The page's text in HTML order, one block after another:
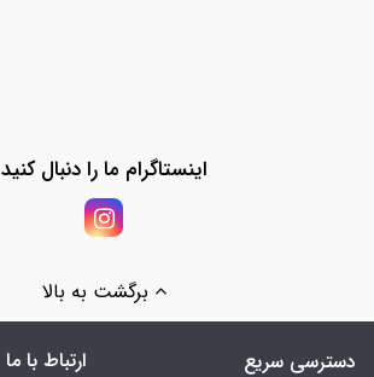
اینستاگرام ما را دنبال کنید
برگشت به بالا
دسترسی سریع ارتباط با ما